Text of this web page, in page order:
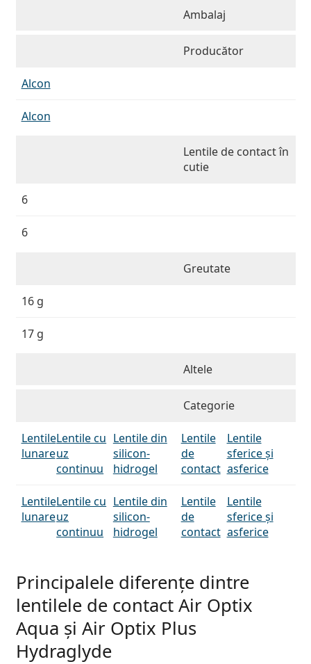
Ambalaj
Producător
Alcon
Alcon
Lentile de contact în
cutie
6
6
Greutate
16 g
17 g
Altele
Categorie
Lentile
lunare
Lentile cu
uz
continuu
Lentile din
silicon-
hidrogel
Lentile
de
contact
Lentile
sferice și
asferice
Lentile
lunare
Lentile cu
uz
continuu
Lentile din
silicon-
hidrogel
Lentile
de
contact
Lentile
sferice și
asferice
Principalele diferențe dintre
lentilele de contact Air Optix
Aqua și Air Optix Plus
Hydraglyde